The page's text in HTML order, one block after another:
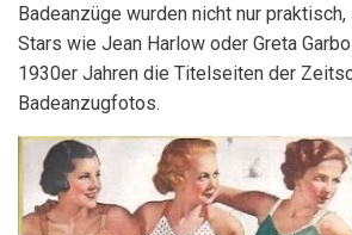
Badeanzüge wurden nicht nur
Stars wie Jean Harlow oder Greta
1930er Jahren die Titelseiten der
Badeanzugfotos.